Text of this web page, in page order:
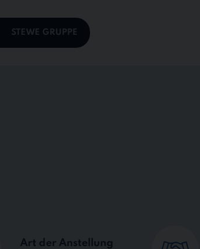
STEWE GRUPPE
Art der Anstellung